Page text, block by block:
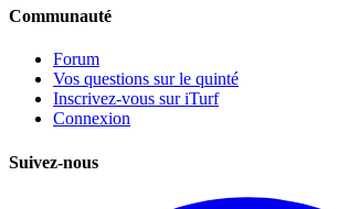
Communauté
Forum
Vos questions sur le quinté
Inscrivez-vous sur iTurf
Connexion
Suivez-nous